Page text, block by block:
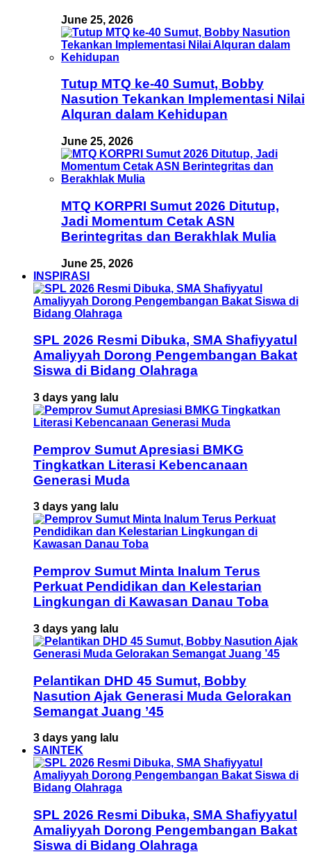
June 25, 2026
Tutup MTQ ke-40 Sumut, Bobby
Nasution Tekankan Implementasi Nilai
Alquran dalam Kehidupan
June 25, 2026
MTQ KORPRI Sumut 2026 Ditutup,
Jadi Momentum Cetak ASN
Berintegritas dan Berakhlak Mulia
June 25, 2026
INSPIRASI
SPL 2026 Resmi Dibuka, SMA Shafiyyatul
Amaliyyah Dorong Pengembangan Bakat
Siswa di Bidang Olahraga
3 days yang lalu
Pemprov Sumut Apresiasi BMKG
Tingkatkan Literasi Kebencanaan
Generasi Muda
3 days yang lalu
Pemprov Sumut Minta Inalum Terus
Perkuat Pendidikan dan Kelestarian
Lingkungan di Kawasan Danau Toba
3 days yang lalu
Pelantikan DHD 45 Sumut, Bobby
Nasution Ajak Generasi Muda Gelorakan
Semangat Juang ’45
3 days yang lalu
SAINTEK
SPL 2026 Resmi Dibuka, SMA Shafiyyatul
Amaliyyah Dorong Pengembangan Bakat
Siswa di Bidang Olahraga